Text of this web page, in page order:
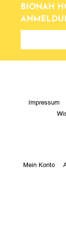
BIONAH
newsletter
Impressum
Mein Konto